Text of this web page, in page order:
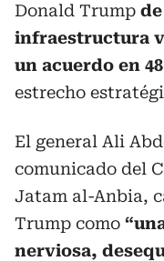
Donald Trump
infraestructura
un acuerdo en
estrecho
El general Ali
comunicado del
Jatam al-Anbia,
Trump como
nerviosa,